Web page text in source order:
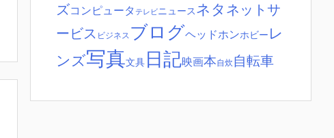
ズコンピュータ テレビニュースネタ ネットサ
ービス ビジネス ブログヘッドホンホビー レ
ンズ写真文具 日記映画本自炊 自転車